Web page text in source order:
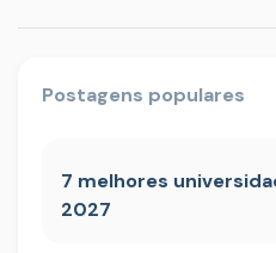
Postagens populares
7 melhores
2027